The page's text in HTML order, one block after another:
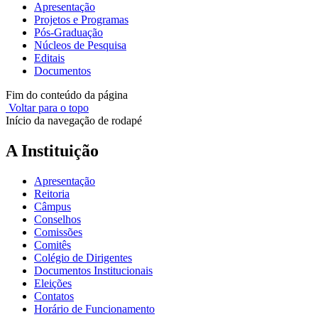
Apresentação
Projetos e Programas
Pós-Graduação
Núcleos de Pesquisa
Editais
Documentos
Fim do conteúdo da página
Voltar para o topo
Início da navegação de rodapé
A Instituição
Apresentação
Reitoria
Câmpus
Conselhos
Comissões
Comitês
Colégio de Dirigentes
Documentos Institucionais
Eleições
Contatos
Horário de Funcionamento